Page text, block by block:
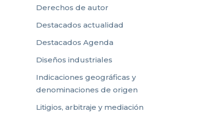
Derechos de autor
Destacados actualidad
Destacados Agenda
Diseños industriales
Indicaciones geográficas y
denominaciones de origen
Litigios, arbitraje y mediación